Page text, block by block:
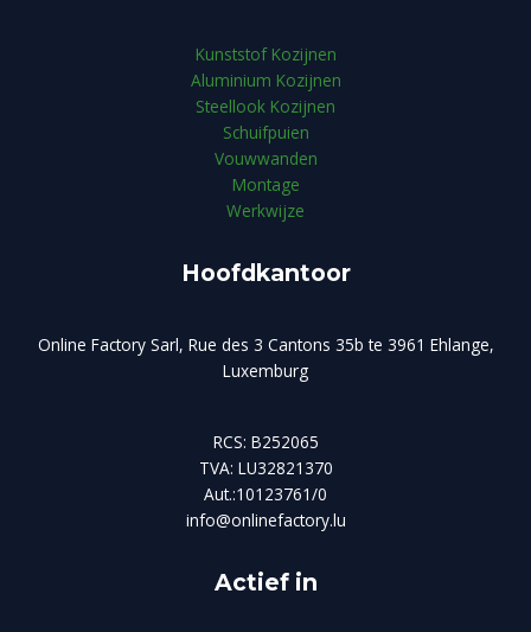
Kunststof Kozijnen
Aluminium Kozijnen
Steellook Kozijnen
Schuifpuien
Vouwwanden
Montage
Werkwijze
Hoofdkantoor
Online Factory Sarl, Rue des 3 Cantons 35b te 3961 Ehlange,
Luxemburg
RCS: B252065
TVA: LU32821370
Aut.:10123761/0
info@onlinefactory.lu
Actief in